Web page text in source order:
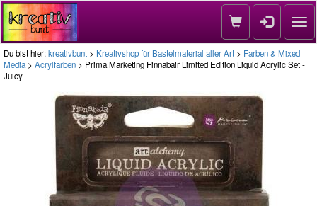
Du bist hier:kreativbunt > Kreativshop für Bastelmaterial aller Art > Farben & Mixed
Media > Acrylfarben > Prima Marketing Finnabair Limited Edition Liquid Acrylic Set -
Juicy